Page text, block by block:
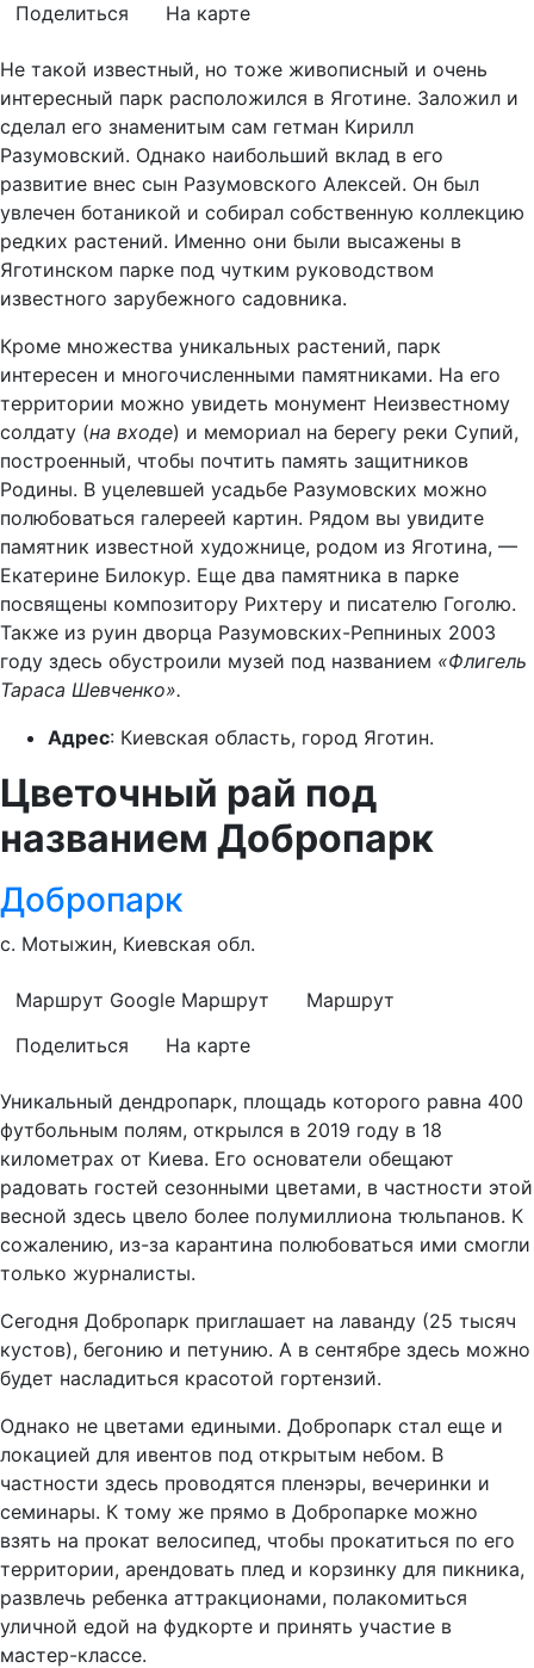
Поделиться
На карте
Не такой известный, но тоже живописный и очень
интересный парк расположился в Яготине. Заложил и
сделал его знаменитым сам гетман Кирилл
Разумовский. Однако наибольший вклад в его
развитие внес сын Разумовского Алексей. Он был
увлечен ботаникой и собирал собственную коллекцию
редких растений. Именно они были высажены в
Яготинском парке под чутким руководством
известного зарубежного садовника.
Кроме множества уникальных растений, парк
интересен и многочисленными памятниками. На его
территории можно увидеть монумент Неизвестному
солдату (на входе) и мемориал на берегу реки Супий,
построенный, чтобы почтить память защитников
Родины. В уцелевшей усадьбе Разумовских можно
полюбоваться галереей картин. Рядом вы увидите
памятник известной художнице, родом из Яготина, —
Екатерине Билокур. Еще два памятника в парке
посвящены композитору Рихтеру и писателю Гоголю.
Также из руин дворца Разумовских-Репниных 2003
году здесь обустроили музей под названием «Флигель
Тараса Шевченко».
Адрес: Киевская область, город Яготин.
Цветочный рай под
названием Добропарк
Добропарк
с. Мотыжин, Киевская обл.
Маршрут Google Маршрут
Маршрут
Поделиться
На карте
Уникальный дендропарк, площадь которого равна 400
футбольным полям, открылся в 2019 году в 18
километрах от Киева. Его основатели обещают
радовать гостей сезонными цветами, в частности этой
весной здесь цвело более полумиллиона тюльпанов. К
сожалению, из-за карантина полюбоваться ими смогли
только журналисты.
Сегодня Добропарк приглашает на лаванду (25 тысяч
кустов), бегонию и петунию. А в сентябре здесь можно
будет насладиться красотой гортензий.
Однако не цветами едиными. Добропарк стал еще и
локацией для ивентов под открытым небом. В
частности здесь проводятся пленэры, вечеринки и
семинары. К тому же прямо в Добропарке можно
взять на прокат велосипед, чтобы прокатиться по его
территории, арендовать плед и корзинку для пикника,
развлечь ребенка аттракционами, полакомиться
уличной едой на фудкорте и принять участие в
мастер-классе.